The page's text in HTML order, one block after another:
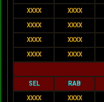
XXXX XXXX
XXXX XXXX
XXXX XXXX
XXXX XXXX
SEL RAB
XXXX XXXX